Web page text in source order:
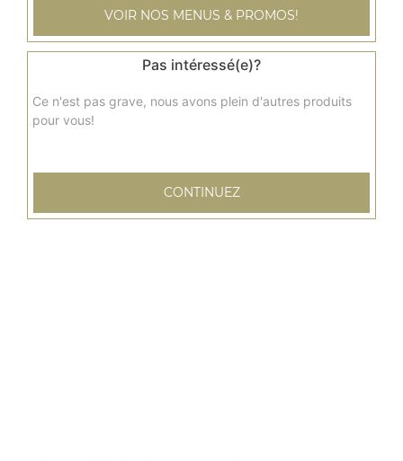
Glace café 2 boules
4.00€
Glace chocolat 2 boules
Glace fraise 2 boules
VOIR NOS MENUS & PROMOS!
Pas intéressé(e)?
Ce n'est pas grave, nous avons plein d'autres produits
pour vous!
CONTINUEZ